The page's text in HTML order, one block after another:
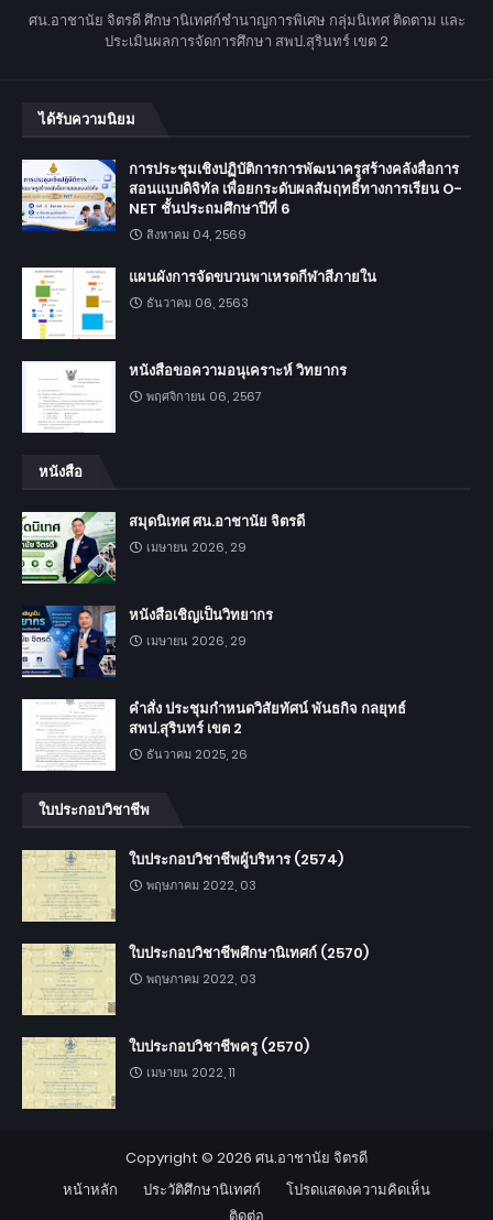
ศน.อาชานัย จิตรดี ศึกษานิเทศก์ชำนาญการพิเศษ กลุ่มนิเทศ ติดตาม และ
ประเมินผลการจัดการศึกษา สพป.สุรินทร์ เขต 2
ได้รับความนิยม
การประชุมเชิงปฏิบัติการการพัฒนาครูสร้างคลังสื่อการ
สอนแบบดิจิทัล เพื่อยกระดับผลสัมฤทธิ์ทางการเรียน O-
NET ชั้นประถมศึกษาปีที่ 6
สิงหาคม 04, 2569
แผนผังการจัดขบวนพาเหรดกีฬาสีภายใน
ธันวาคม 06, 2563
หนังสือขอความอนุเคราะห์ วิทยากร
พฤศจิกายน 06, 2567
หนังสือ
สมุดนิเทศ ศน.อาชานัย จิตรดี
เมษายน 2026, 29
หนังสือเชิญเป็นวิทยากร
เมษายน 2026, 29
คำสั่ง ประชุมกำหนดวิสัยทัศน์ พันธกิจ กลยุทธ์
สพป.สุรินทร์ เขต 2
ธันวาคม 2025, 26
ใบประกอบวิชาชีพ
ใบประกอบวิชาชีพผู้บริหาร (2574)
พฤษภาคม 2022, 03
ใบประกอบวิชาชีพศึกษานิเทศก์ (2570)
พฤษภาคม 2022, 03
ใบประกอบวิชาชีพครู (2570)
เมษายน 2022, 11
Copyright © 2026 ศน.อาชานัย จิตรดี
หน้าหลัก
ประวัติศึกษานิเทศก์
โปรดแสดงความคิดเห็น
ติดต่อ